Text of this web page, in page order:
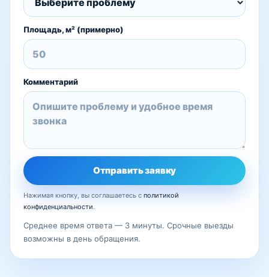
Площадь, м² (примерно)
Комментарий
Отправить заявку
Нажимая кнопку, вы соглашаетесь с политикой
конфиденциальности.
Среднее время ответа — 3 минуты. Срочные выезды
возможны в день обращения.